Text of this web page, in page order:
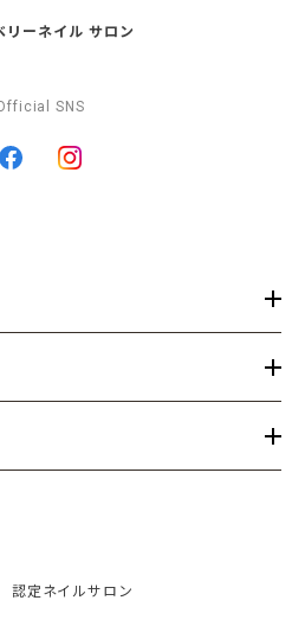
リーネイル サロン
SNS
定ネイルサロン